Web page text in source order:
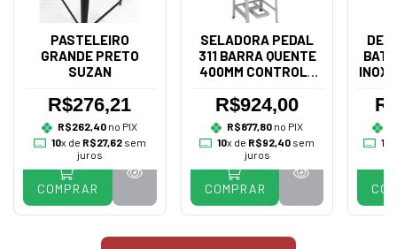
PASTELEIRO
GRANDE PRETO
SUZAN
R$276,21
R$262,40 no PIX
10x de R$27,62sem
juros
COMPRAR
SELADORA PEDAL
311 BARRA QUENTE
400MM CONTROLE
R$924,00
R$877,80 no PIX
10x de R$92,40sem
juros
COMPRAR
INOX
10